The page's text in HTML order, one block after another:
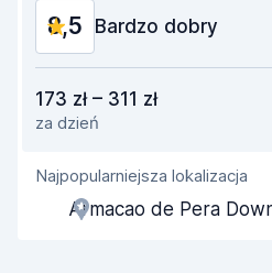
Stan samochodu
8,5 Bardzo dobry
Łatwość znalezienia
Pomocność przedstawiciela
Szybkość odbioru
173 zł – 311 zł
za dzień
Najpopularniejsza lokalizacja
Armacao de Pera